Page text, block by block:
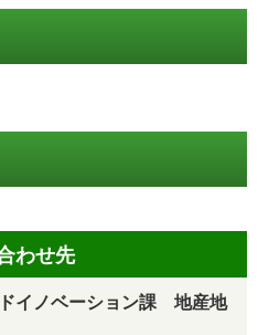
わせ先
イノベーション課 地産地